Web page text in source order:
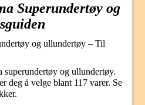
Superundertøy og
og ullundertøy – Til
superundertøy og ullundertøy.
deg å velge blant 117 varer. Se